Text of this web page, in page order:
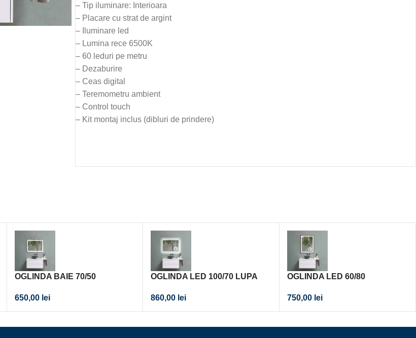
– Tip iluminare: Interioara
– Placare cu strat de argint
– Iluminare led
– Lumina rece 6500K
– 60 leduri pe metru
– Dezaburire
– Ceas digital
– Teremometru ambient
– Control touch
– Kit montaj inclus (dibluri de prindere)
OGLINDA BAIE 70/50
650,00 lei
OGLINDA LED 100/70 LUPA
860,00 lei
OGLINDA LED 60/80
750,00 lei